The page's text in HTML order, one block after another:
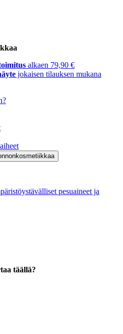
alkaen 79,90 €
jokaisen tilauksen mukana
pesuaineet ja
täällä?